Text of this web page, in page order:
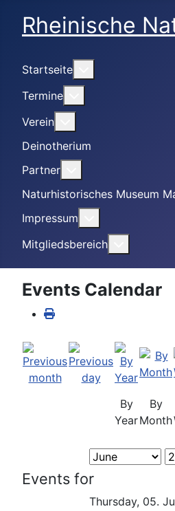
Rheinische
Startseite
Termine
Verein
Deinotherium
Partner
Naturhistorisches Museum
Impressum
Mitgliedsbereich
Events Calendar
By
Year
By
Month
Events for
Thursday, 05.